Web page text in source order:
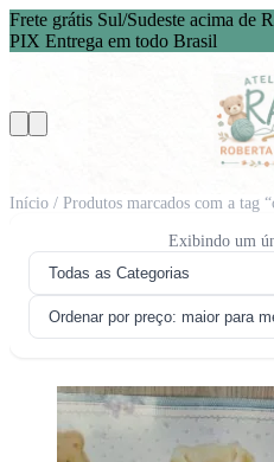
Frete grátis Sul/Sudeste acima de
PIX Entrega em todo Brasil
Início / Produtos marcados com a tag
Exibindo um
Todas as Categorias
Ordenar por preço: maior para